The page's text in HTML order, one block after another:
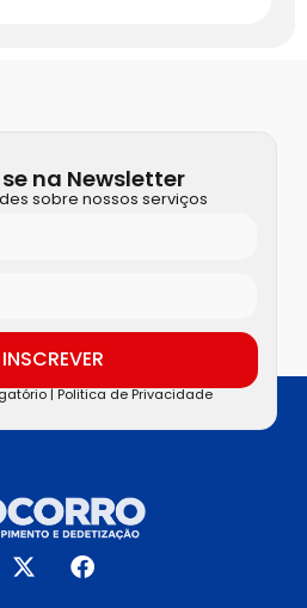
na Newsletter
sobre nossos serviços
|Politica de Privacidade